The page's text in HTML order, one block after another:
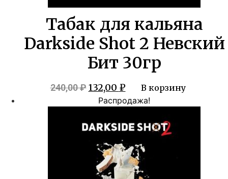
Табак для кальяна
Darkside Shot 2 Невский
Бит 30гр
240,00₽ Первоначальная
цена
240,00 ₽.
132,00 ₽Текущая
цена:
В корзину
Распродажа!